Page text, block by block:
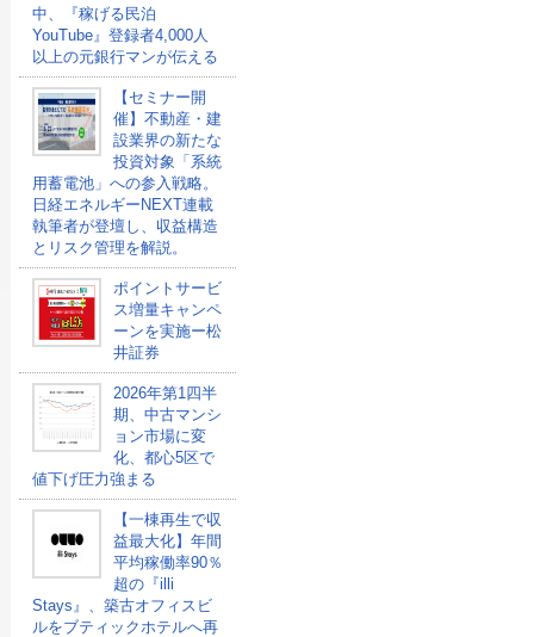
中、『稼げる民泊
YouTube』登録者4,000人
以上の元銀行マンが伝える
【セミナー開
催】不動産・建
設業界の新たな
投資対象「系統
用蓄電池」への参入戦略。
日経エネルギーNEXT連載
執筆者が登壇し、収益構造
とリスク管理を解説。
ポイントサービ
ス増量キャンペ
ーンを実施ー松
井証券
2026年第1四半
期、中古マンシ
ョン市場に変
化、都心5区で
値下げ圧力強まる
【一棟再生で収
益最大化】年間
平均稼働率90％
超の『illi
Stays』、築古オフィスビ
ルをブティックホテルへ再